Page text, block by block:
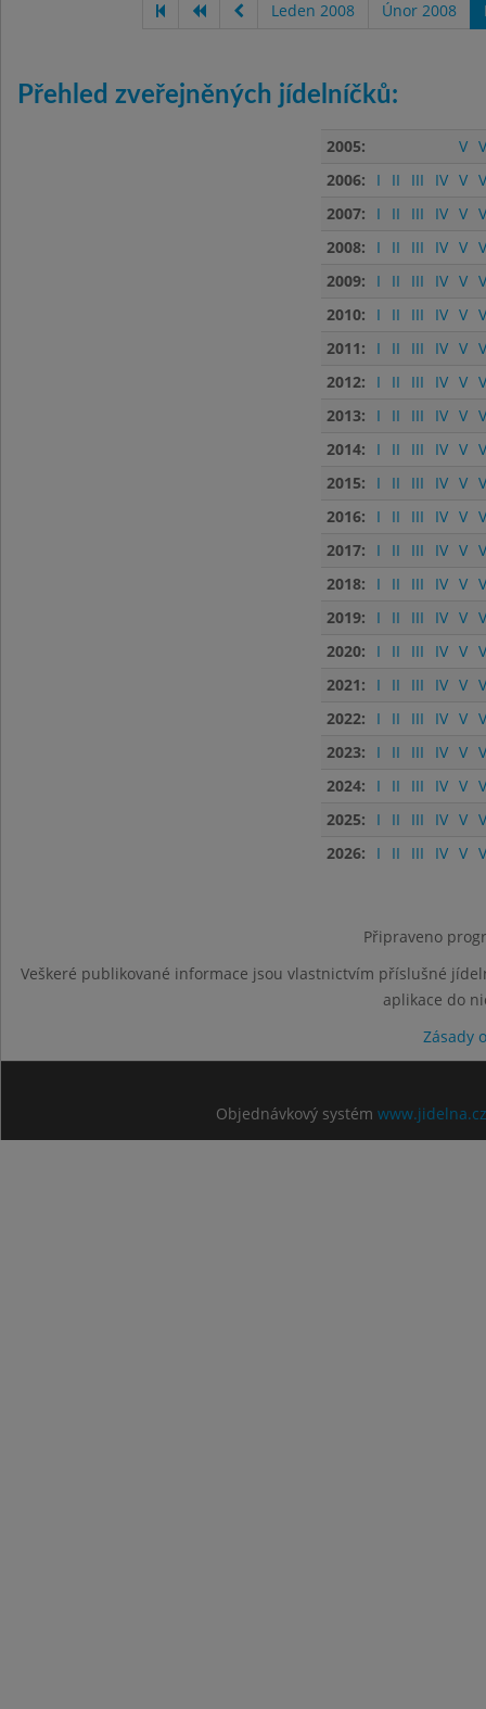
Leden 2008 Únor 2008
Přehled zveřejněných jídelníčků:
2005: V
2006:
I II III IV V
2007:
I II III IV V
2008:
I II III IV V
2009:
I II III IV V
2010:
I II III IV V
2011:
I II III IV V
2012:
I II III IV V
2013:
I II III IV V
2014:
I II III IV V
2015:
I II III IV V
2016:
I II III IV V
2017:
I II III IV V
2018:
I II III IV V
2019:
I II III IV V
2020:
I II III IV V
2021:
I II III IV V
2022:
I II III IV V
2023:
I II III IV V
2024:
I II III IV V
2025:
I II III IV V
2026:
I II III IV V
Připraveno
Veškeré publikované informace jsou vlastnictvím příslušné
aplikace do
Zásady
Objednávkový systém www.jidelna.cz